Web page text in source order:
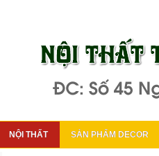
NỘI THẤT SẢN PHẨM DECOR